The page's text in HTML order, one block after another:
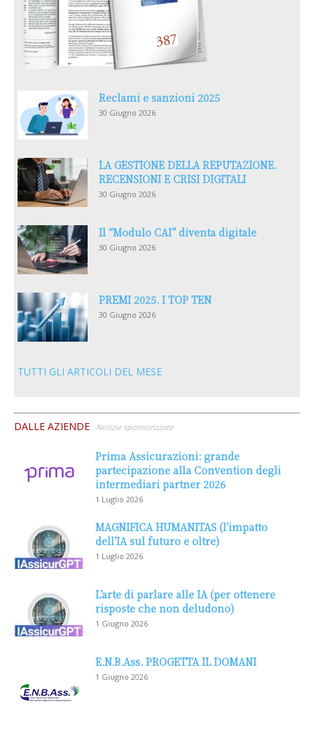
Reclami e sanzioni 2025
30 Giugno 2026
LA GESTIONE DELLA REPUTAZIONE.
RECENSIONI E CRISI DIGITALI
30 Giugno 2026
Il “Modulo CAI” diventa digitale
30 Giugno 2026
PREMI 2025. I TOP TEN
30 Giugno 2026
TUTTI GLI ARTICOLI DEL MESE
DALLE AZIENDE Notizie sponsorizzate
Prima Assicurazioni: grande
partecipazione alla Convention degli
intermediari partner 2026
1 Luglio 2026
MAGNIFICA HUMANITAS (l’impatto
dell’IA sul futuro e oltre)
1 Luglio 2026
L’arte di parlare alle IA (per ottenere
risposte che non deludono)
1 Giugno 2026
E.N.B.Ass. PROGETTA IL DOMANI
1 Giugno 2026